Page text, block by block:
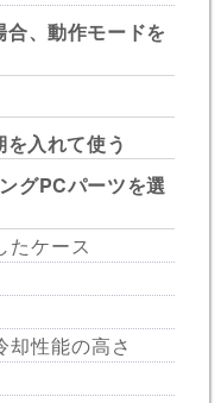
、動作モードを
入れて使う
グPCパーツを選
たケース
却性能の高さ